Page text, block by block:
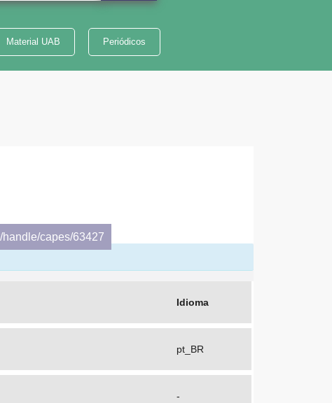
Material UAB Periódicos
handle/capes/63427
Idioma
pt_BR
-